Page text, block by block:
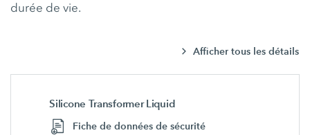
durée de vie.
Afficher tous les détails
Silicone Transformer Liquid
Fiche de données de sécurité